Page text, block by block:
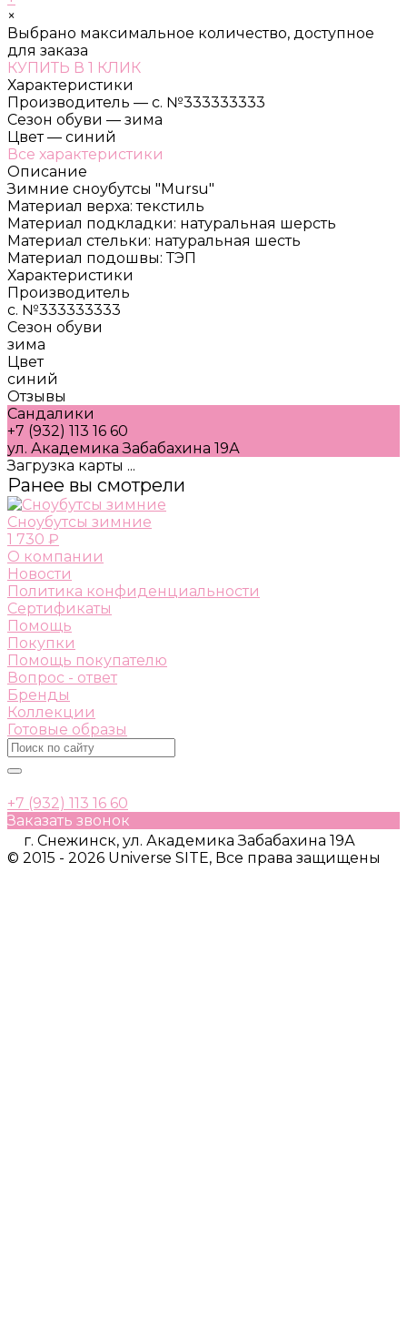
×
Выбрано максимальное количество, доступное
для заказа
КУПИТЬ В 1 КЛИК
Характеристики
Производитель — с. №333333333
Сезон обуви — зима
Цвет — синий
Все характеристики
Описание
Зимние сноубутсы "Mursu"
Материал верха: текстиль
Материал подкладки: натуральная шерсть
Материал стельки: натуральная шесть
Материал подошвы: ТЭП
Характеристики
Производитель
с. №333333333
Сезон обуви
зима
Цвет
синий
Отзывы
Сандалики
+7 (932) 113 16 60
ул. Академика Забабахина 19А
Загрузка карты ...
Ранее вы смотрели
Сноубутсы зимние
1 730 ₽
О компании
Новости
Политика конфиденциальности
Сертификаты
Помощь
Покупки
Помощь покупателю
Вопрос - ответ
Бренды
Коллекции
Готовые образы
+7 (932) 113 16 60
Заказать звонок
г. Снежинск, ул. Академика Забабахина 19А
© 2015 - 2026 Universe SITE, Все права защищены